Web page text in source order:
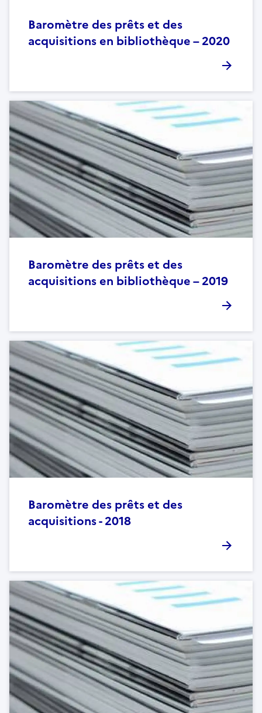
Baromètre des prêts et des
acquisitions en bibliothèque – 2020
Baromètre des prêts et des
acquisitions en bibliothèque – 2019
Baromètre des prêts et des
acquisitions - 2018